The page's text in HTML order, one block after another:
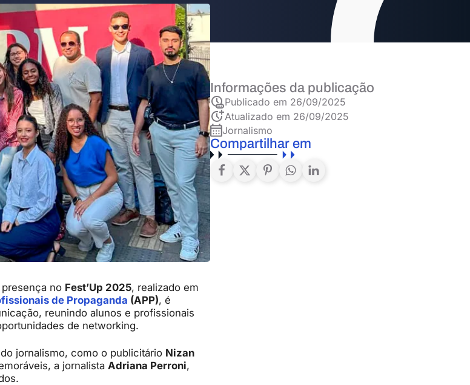
no Fest’Up 2025, realizado em
de Propaganda (APP), é
reunindo alunos e profissionais
de networking.
jornalismo, como o publicitário Nizan
a jornalista Adriana Perroni,
Informações da publicação
Publicado em 26/09/2025
Atualizado em 26/09/2025
Jornalismo
Compartilhar em